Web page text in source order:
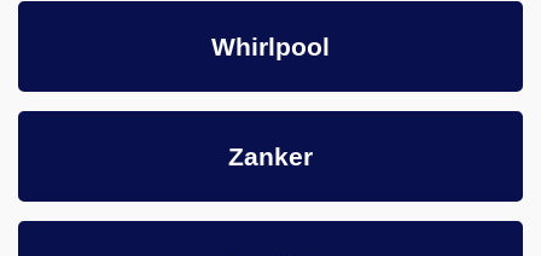
Whirlpool
Zanker